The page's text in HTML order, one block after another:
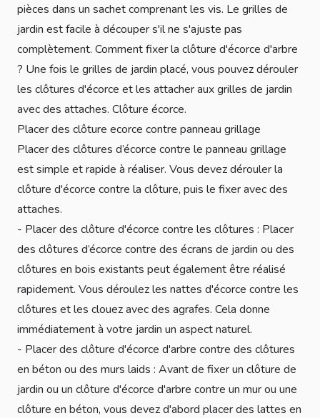
pièces dans un sachet comprenant les vis. Le grilles de
jardin est facile à découper s'il ne s'ajuste pas
complètement. Comment fixer la clôture d'écorce d'arbre
? Une fois le grilles de jardin placé, vous pouvez dérouler
les clôtures d'écorce et les attacher aux grilles de jardin
avec des attaches. Clôture écorce.
Placer des clôture ecorce contre panneau grillage
Placer des clôtures d’écorce contre le panneau grillage
est simple et rapide à réaliser. Vous devez dérouler la
clôture d'écorce contre la clôture, puis le fixer avec des
attaches.
- Placer des clôture d'écorce contre les clôtures : Placer
des clôtures d’écorce contre des écrans de jardin ou des
clôtures en bois existants peut également être réalisé
rapidement. Vous déroulez les nattes d'écorce contre les
clôtures et les clouez avec des agrafes. Cela donne
immédiatement à votre jardin un aspect naturel.
- Placer des clôture d'écorce d'arbre contre des clôtures
en béton ou des murs laids : Avant de fixer un clôture de
jardin ou un clôture d'écorce d'arbre contre un mur ou une
clôture en béton, vous devez d'abord placer des lattes en